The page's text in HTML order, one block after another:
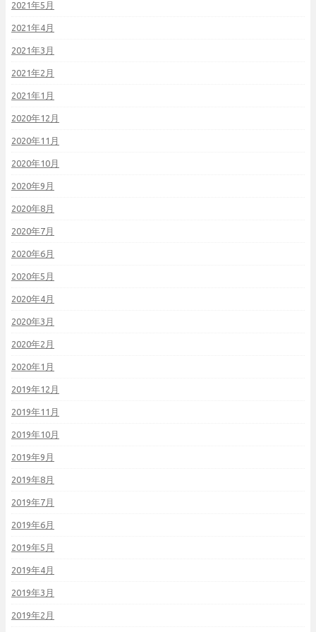
2021年5月
2021年4月
2021年3月
2021年2月
2021年1月
2020年12月
2020年11月
2020年10月
2020年9月
2020年8月
2020年7月
2020年6月
2020年5月
2020年4月
2020年3月
2020年2月
2020年1月
2019年12月
2019年11月
2019年10月
2019年9月
2019年8月
2019年7月
2019年6月
2019年5月
2019年4月
2019年3月
2019年2月